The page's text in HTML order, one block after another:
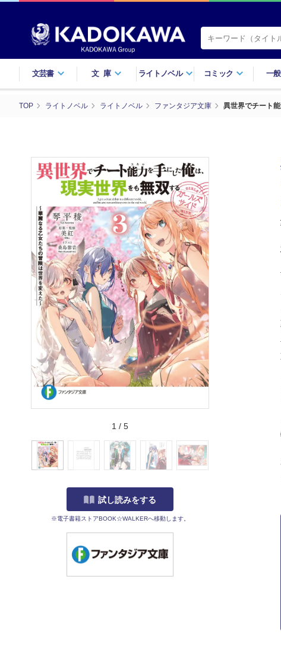
文芸書 文庫 ライトノベル コミック 一
TOP ライトノベル ライトノベル ファンタジア文庫 異世界でチート
1 / 5
試し読みをする
※電子書籍ストアBOOK☆WALKERへ移動します。